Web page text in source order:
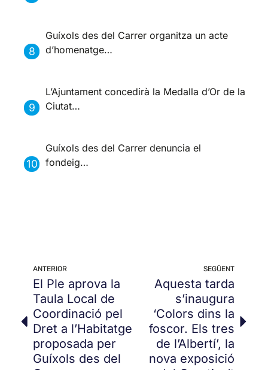
Guíxols des del Carrer organitza un acte
d’homenatge…
L’Ajuntament concedirà la Medalla d’Or de la
Ciutat…
Guíxols des del Carrer denuncia el
fondeig…
ANTERIOR
El Ple aprova la
Taula Local de
Coordinació pel
Dret a l’Habitatge
proposada per
Guíxols des del
SEGÜENT
Aquesta tarda
s’inaugura
‘Colors dins la
foscor. Els tres
de l’Albertí’, la
nova exposició